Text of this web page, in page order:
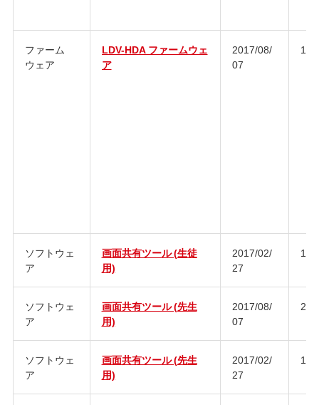
ファーム
ウェア
LDV-HDA ファームウェ
ア
2017/08/
07
ソフトウェ
ア
画面共有ツール (生徒
用)
2017/02/
27
ソフトウェ
ア
画面共有ツール (先生
用)
2017/08/
07
ソフトウェ
ア
画面共有ツール (先生
用)
2017/02/
27